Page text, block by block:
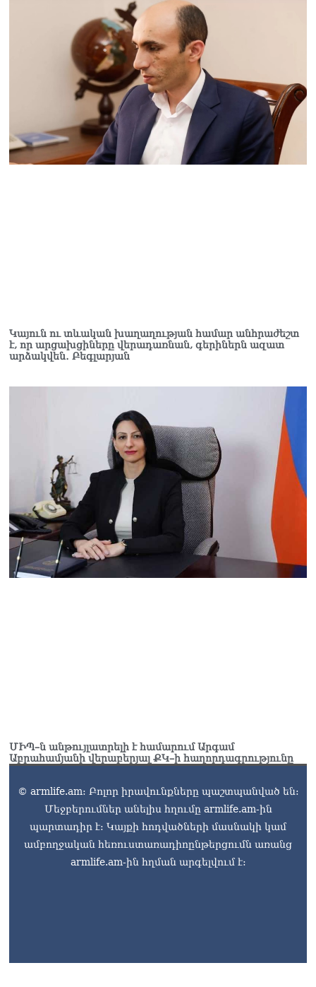
Կայուն ու տևական խաղաղության համար անհրաժեշտ
է, որ արցախցիները վերադառնան, գերիներն ազատ
արձակվեն․ Բեգլարյան
ՄԻՊ–ն անթույլատրելի է համարում Արգամ
Աբրահամյանի վերաբերյալ ՔԿ–ի հաղորդագրությունը
© armlife.am: Բոլոր իրավունքները պաշտպանված են:
Մեջբերումներ անելիս հղումը armlife.am-ին
պարտադիր է: Կայքի հոդվածների մասնակի կամ
ամբողջական հեռուստառադիոընթերցումն առանց
armlife.am-ին հղման արգելվում է: